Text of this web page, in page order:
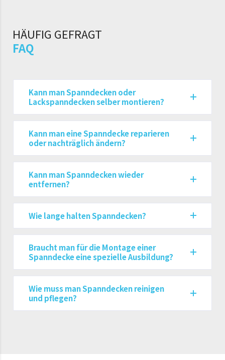
HÄUFIG GEFRAGT
FAQ
Kann man Spanndecken oder
Lackspanndecken selber montieren?
Kann man eine Spanndecke reparieren
oder nachträglich ändern?
Kann man Spanndecken wieder
entfernen?
Wie lange halten Spanndecken?
Braucht man für die Montage einer
Spanndecke eine spezielle Ausbildung?
Wie muss man Spanndecken reinigen
und pflegen?